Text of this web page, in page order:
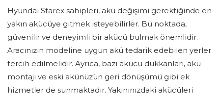
Hyundai Starex sahipleri, akü değişimi gerektiğinde en
yakın akücüye gitmek isteyebilirler. Bu noktada,
güvenilir ve deneyimli bir akücü bulmak önemlidir.
Aracınızın modeline uygun akü tedarik edebilen yerler
tercih edilmelidir. Ayrıca, bazı akücü dükkanları, akü
montajı ve eski akünüzün geri dönüşümü gibi ek
hizmetler de sunmaktadır. Yakınınızdaki akücüleri